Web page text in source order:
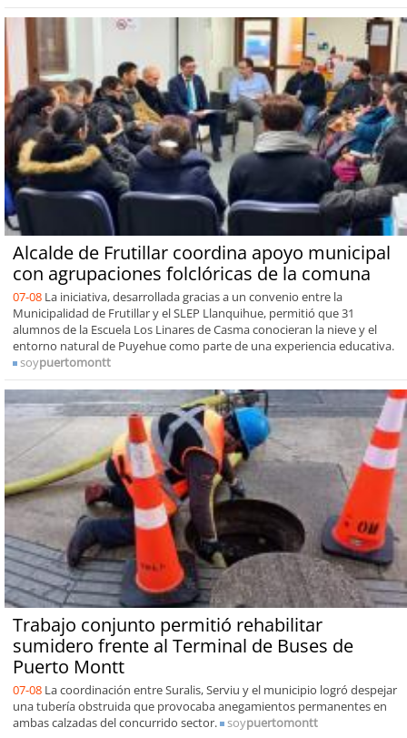
Alcalde de Frutillar coordina apoyo municipal
con agrupaciones folclóricas de la comuna
07-08 La iniciativa, desarrollada gracias a un convenio entre la
Municipalidad de Frutillar y el SLEP Llanquihue, permitió que 31
alumnos de la Escuela Los Linares de Casma conocieran la nieve y el
entorno natural de Puyehue como parte de una experiencia educativa.
soypuertomontt
Trabajo conjunto permitió rehabilitar
sumidero frente al Terminal de Buses de
Puerto Montt
07-08 La coordinación entre Suralis, Serviu y el municipio logró despejar
una tubería obstruida que provocaba anegamientos permanentes en
ambas calzadas del concurrido sector.
soypuertomontt